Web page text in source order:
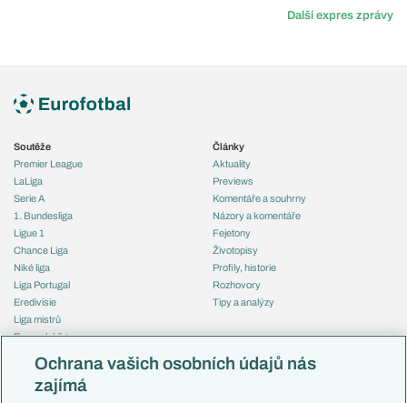
Další expres zprávy
Soutěže
Premier League
LaLiga
Serie A
1. Bundesliga
Ligue 1
Chance Liga
Niké liga
Liga Portugal
Eredivisie
Liga mistrů
Evropská liga
Mistrovství světa
Liga národů
Články
Aktuality
Previews
Komentáře a souhrny
Názory a komentáře
Fejetony
Životopisy
Profily, historie
Rozhovory
Tipy a analýzy
Česko
Ochrana vašich osobních údajů nás
zajímá